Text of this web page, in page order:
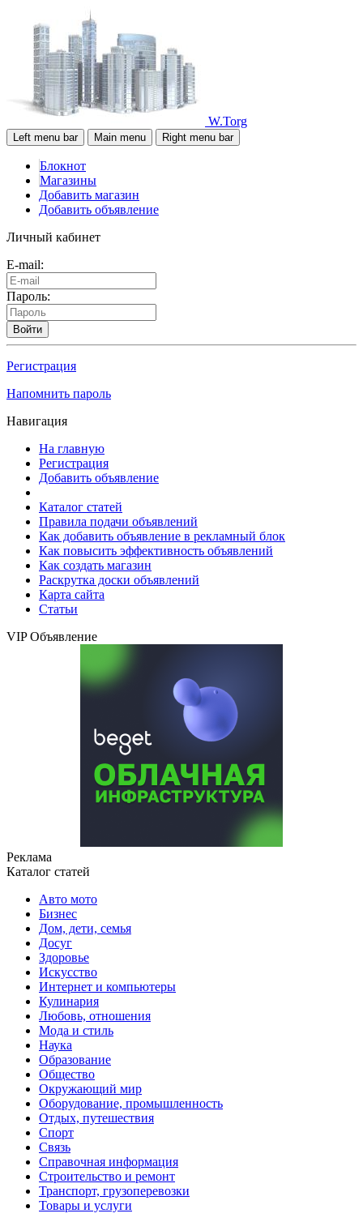
W.Torg
Left menu bar Main menu Right menu bar
Блокнот
Магазины
Добавить магазин
Добавить объявление
Личный кабинет
E-mail:
Пароль:
Войти
Регистрация
Напомнить пароль
Навигация
На главную
Регистрация
Добавить объявление
Каталог статей
Правила подачи объявлений
Как добавить объявление в рекламный блок
Как повысить эффективность объявлений
Как создать магазин
Раскрутка доски объявлений
Карта сайта
Статьи
VIP Объявление
Реклама
Каталог статей
Авто мото
Бизнес
Дом, дети, семья
Досуг
Здоровье
Искусство
Интернет и компьютеры
Кулинария
Любовь, отношения
Мода и стиль
Наука
Образование
Общество
Окружающий мир
Оборудование, промышленность
Отдых, путешествия
Спорт
Связь
Справочная информация
Строительство и ремонт
Транспорт, грузоперевозки
Товары и услуги